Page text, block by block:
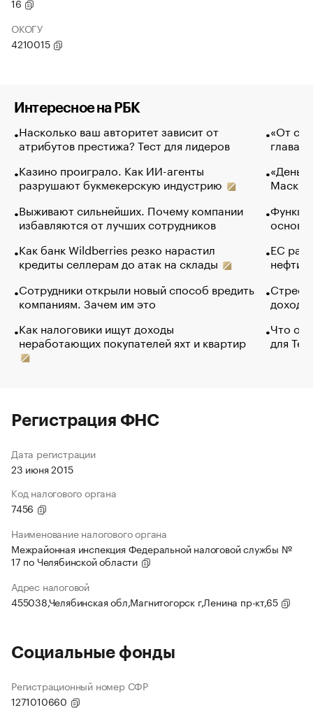
ОКОГУ
4210015
Интересное на РБК
Насколько ваш авторитет зависит от
атрибутов престижа? Тест для лидеров
Казино проиграло. Как ИИ-агенты
разрушают букмекерскую индустрию
Выживают сильнейших. Почему компании
избавляются от лучших сотрудников
Как банк Wildberries резко нарастил
кредиты селлерам до атак на склады
Сотрудники открыли новый способ вредить
компаниям. Зачем им это
Как налоговики ищут доходы
неработающих покупателей яхт и квартир
«От
глава
Маск в
основ
ЕС
нефти
Что
для
Регистрация ФНС
Дата регистрации
23 июня 2015
Код налогового органа
7456
Наименование налогового органа
Межрайонная инспекция Федеральной налоговой службы №
17 по Челябинской области
Адрес налоговой
455038,Челябинская обл,Магнитогорск г,Ленина пр-кт,65
Социальные фонды
Регистрационный номер СФР
1271010660